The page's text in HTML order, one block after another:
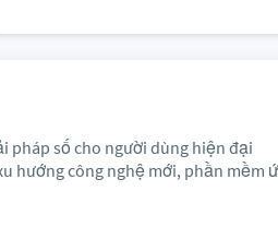
pháp số cho người dùng hiện đại
hướng công nghệ mới, phần mềm